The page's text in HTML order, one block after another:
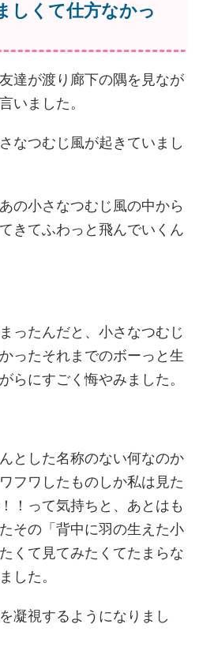
しくて仕方なかっ
達が渡り廊下の隅を見なが
いました。
なつむじ風が起きていまし
の小さなつむじ風の中から
きてふわっと飛んでいくん
ったんだと、小さなつむじ
ったそれまでのボーっと生
らにすごく悔やみました。
とした名称のない何なのか
フワしたものしか私は見た
！って気持ちと、あとはも
その「背中に羽の生えた小
くて見てみたくてたまらな
した。
凝視するようになりまし